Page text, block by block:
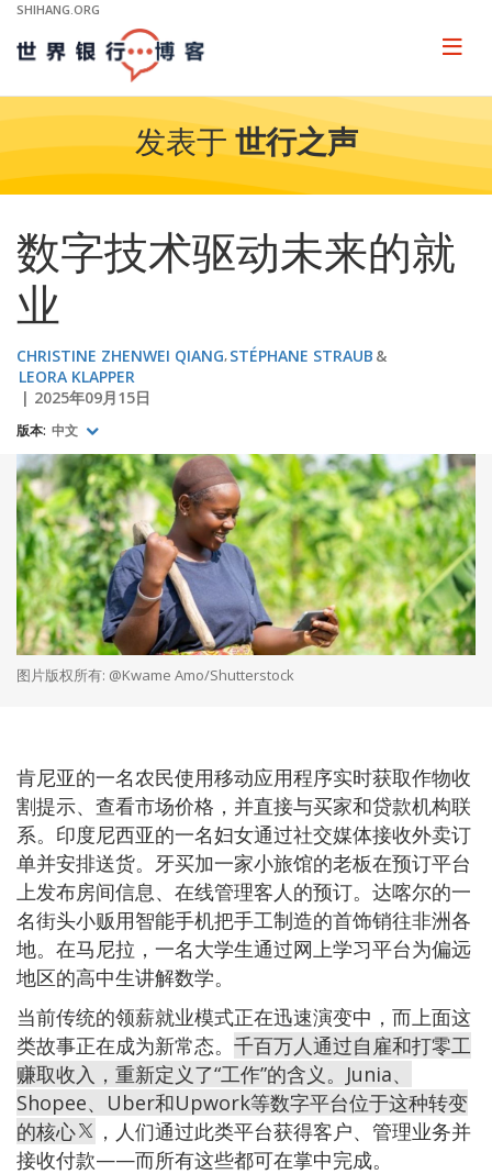
Skip
Main
Navigation
SHIHANG.ORG
Page
发表于 世行之声
数字技术驱动未来的就
业
CHRISTINE ZHENWEI QIANG STÉPHANE STRAUB
LEORA KLAPPER
2025年09月15日
版本: 中文
图片版权所有: @Kwame Amo/Shutterstock
肯尼亚的一名农民使用移动应用程序实时获取作物收
割提示、查看市场价格，并直接与买家和贷款机构联
系。印度尼西亚的一名妇女通过社交媒体接收外卖订
单并安排送货。牙买加一家小旅馆的老板在预订平台
上发布房间信息、在线管理客人的预订。达喀尔的一
名街头小贩用智能手机把手工制造的首饰销往非洲各
地。在马尼拉，一名大学生通过网上学习平台为偏远
地区的高中生讲解数学。
当前传统的领薪就业模式正在迅速演变中，而上面这
类故事正在成为新常态。 千百万人通过自雇和打零工
赚取收入，重新定义了“工作”的含义。Junia、
Shopee、Uber和Upwork等数字平台位于这种转变
的核心
，人们通过此类平台获得客户、管理业务并
接收付款——而所有这些都可在掌中完成。